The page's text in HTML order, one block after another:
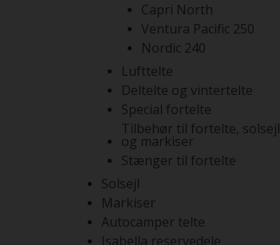
Capri North
Ventura Pacific 250
Nordic 240
Lufttelte
Deltelte og vintertelte
Special fortelte
Tilbehør til fortelte, solsejl
og markiser
Stænger til fortelte
Solsejl
Markiser
Autocamper telte
Isabella reservedele